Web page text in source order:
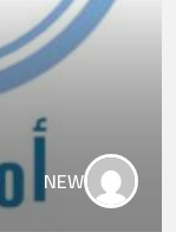
NEW